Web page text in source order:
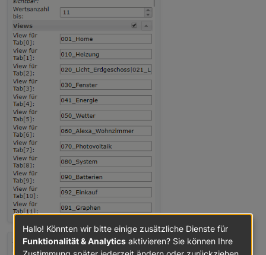
Hallo! Könnten wir bitte einige zusätzliche Dienste für
Funktionalität & Analytics aktivieren? Sie können Ihre